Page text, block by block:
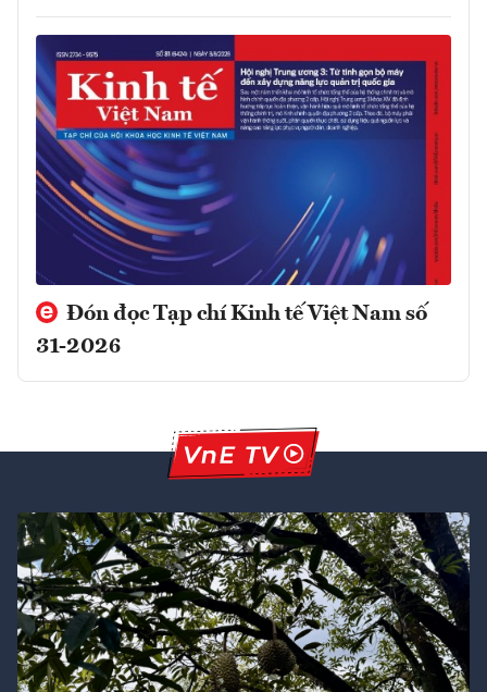
Đón đọc Tạp chí Kinh tế Việt Nam số
31-2026